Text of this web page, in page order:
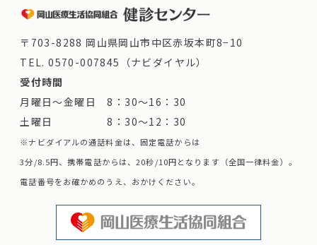
〒703-8288 岡山県岡山市中区赤坂本町8−10
TEL.0570-007845（ナビダイヤル）
受付時間
月曜日～金曜日 8：30～16：30
土曜日 8：30～12：30
※ナビダイアルの通話料金は、固定電話からは
3分/8.5円、携帯電話からは、20秒/10円となります（全国一律料金）。
電話番号をお確かめのうえ、おかけください。